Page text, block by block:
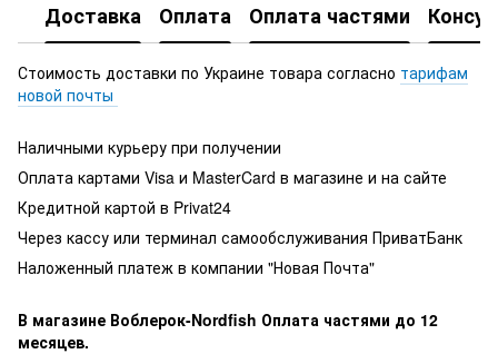
Доставка Оплата Оплата частями
Стоимость доставки по Украине товара согласно тарифам
новой почты
Наличными курьеру при получении
Оплата картами Visa и MasterCard в магазине и на сайте
Кредитной картой в Privat24
Через кассу или терминал самообслуживания ПриватБанк
Наложенный платеж в компании "Новая Почта"
В магазине Воблерок-Nordfish Оплата частями до 12
месяцев.